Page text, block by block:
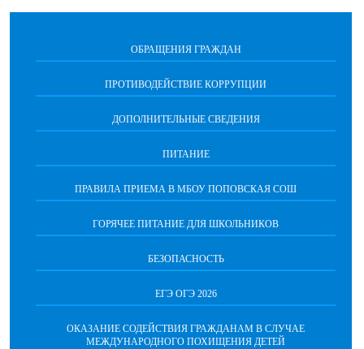
ОБРАЩЕНИЯ ГРАЖДАН
ПРОТИВОДЕЙСТВИЕ КОРРУПЦИИ
ДОПОЛНИТЕЛЬНЫЕ СВЕДЕНИЯ
ПИТАНИЕ
ПРАВИЛА ПРИЕМА В МБОУ ПОПОВСКАЯ СОШ
ГОРЯЧЕЕ ПИТАНИЕ ДЛЯ ШКОЛЬНИКОВ
БЕЗОПАСНОСТЬ
ЕГЭ ОГЭ 2026
ОКАЗАНИЕ СОДЕЙСТВИЯ ГРАЖДАНАМ В СЛУЧАЕ
МЕЖДУНАРОДНОГО ПОХИЩЕНИЯ ДЕТЕЙ